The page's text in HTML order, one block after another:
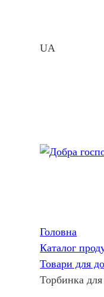
UA
Головна
Каталог
Товари для
Торбинка